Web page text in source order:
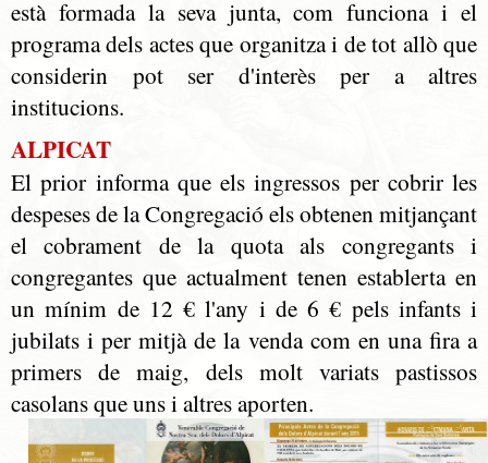
està formada la seva junta, com funciona i el
programa dels actes que organitza i de tot allò que
considerin pot ser d'interès per a altres
institucions.
ALPICAT
El prior informa que els ingressos per cobrir les
despeses de la Congregació els obtenen mitjançant
el cobrament de la quota als congregants i
congregantes que actualment tenen establerta en
un mínim de 12 € l'any i de 6 € pels infants i
jubilats i per mitjà de la venda com en una fira a
primers de maig, dels molt variats pastissos
casolans que uns i altres aporten.